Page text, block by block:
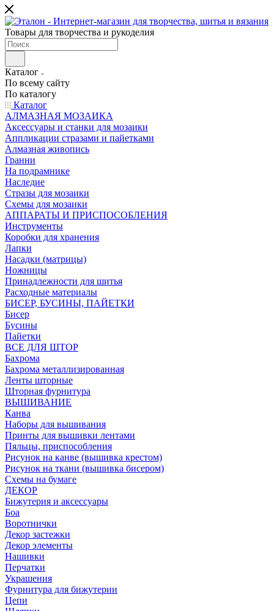
Товары для творчества и рукоделия
Каталог
По всему сайту
По каталогу
Каталог
АЛМАЗНАЯ МОЗАИКА
Аксессуары и станки для мозаики
Аппликации стразами и пайетками
Алмазная живопись
Гранни
На подрамнике
Наследие
Стразы для мозаики
Схемы для мозаики
АППАРАТЫ И ПРИСПОСОБЛЕНИЯ
Инструменты
Коробки для хранения
Лапки
Насадки (матрицы)
Ножницы
Принадлежности для шитья
Расходные материалы
БИСЕР, БУСИНЫ, ПАЙЕТКИ
Бисер
Бусины
Пайетки
ВСЕ ДЛЯ ШТОР
Бахрома
Бахрома металлизированная
Ленты шторные
Шторная фурнитура
ВЫШИВАНИЕ
Канва
Наборы для вышивания
Принты для вышивки лентами
Пяльцы, приспособления
Рисунок на канве (вышивка крестом)
Рисунок на ткани (вышивка бисером)
Схемы на бумаге
ДЕКОР
Бижутерия и аксессуары
Боа
Воротнички
Декор застежки
Декор элементы
Нашивки
Перчатки
Украшения
Фурнитура для бижутерии
Цепи